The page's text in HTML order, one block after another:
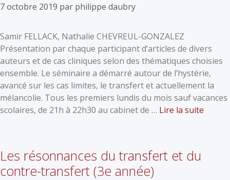
7 octobre 2019 par philippe daubry
Samir FELLACK, Nathalie CHEVREUL-GONZALEZ
Présentation par chaque participant d’articles de divers
auteurs et de cas cliniques selon des thématiques choisies
ensemble. Le séminaire a démarré autour de l’hystérie,
avancé sur les cas limites, le transfert et actuellement la
mélancolie. Tous les premiers lundis du mois sauf vacances
scolaires, de 21h à 22h30 au cabinet de … Lire la suite
Les résonnances du transfert et du
contre-transfert (3e année)